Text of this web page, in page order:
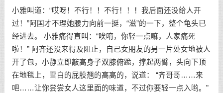
小雅叫道：“哎呀！不行！！不行！！！我后面还没给人开
过！”阿国才不理她腰力向前一挺，“滋”的一下，整个龟头已
经进去。 小雅痛得直叫：“唉唷，你轻一点嘛，人家痛死
啦！” 阿齐还没来得及阻止，自己女朋友的另一片处女地被人
开了包，小静立即敲高身子双膝俯跪，撑起两臂，头向下顶
在地毯上，雪白的屁股翘的高高的，说道： “齐哥哥……来
吧……让你尝尝女人这里面的味道，不过你要轻一点入哟。”